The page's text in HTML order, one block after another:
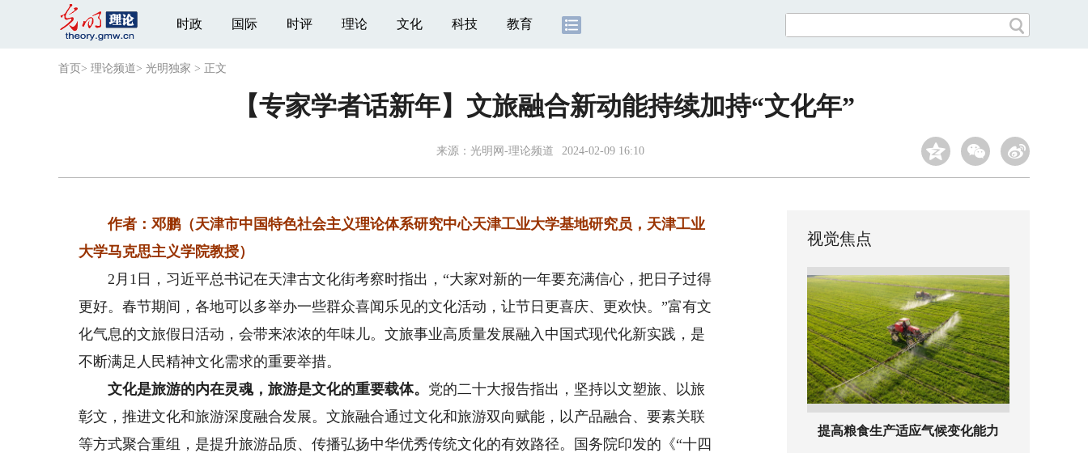
时政 国际 时评 理论 文化 科技 教育
首页 > 理论频道> 光明独家 > 正文
【专家学者话新年】文旅融合新动能持续加持“文化年”
来源： 光明网-理论频道 2024-02-09 16:10
作者：邓鹏（天津市中国特色社会主义理论体系研究中心天津工业大学基地研究员，天津工业
大学马克思主义学院教授）
2月1日，习近平总书记在天津古文化街考察时指出，“大家对新的一年要充满信心，把日子过得
更好。春节期间，各地可以多举办一些群众喜闻乐见的文化活动，让节日更喜庆、更欢快。”富有文
化气息的文旅假日活动，会带来浓浓的年味儿。文旅事业高质量发展融入中国式现代化新实践，是
不断满足人民精神文化需求的重要举措。
文化是旅游的内在灵魂，旅游是文化的重要载体。 党的二十大报告指出，坚持以文塑旅、以旅
彰文，推进文化和旅游深度融合发展。文旅融合通过文化和旅游双向赋能，以产品融合、要素关联
等方式聚合重组，是提升旅游品质、传播弘扬中华优秀传统文化的有效路径。国务院印发的《“十四
视觉焦点
提高粮食生产适应气候变化能力